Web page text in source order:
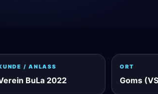
/ ANLASS
BuLa 2022
ORT
Goms